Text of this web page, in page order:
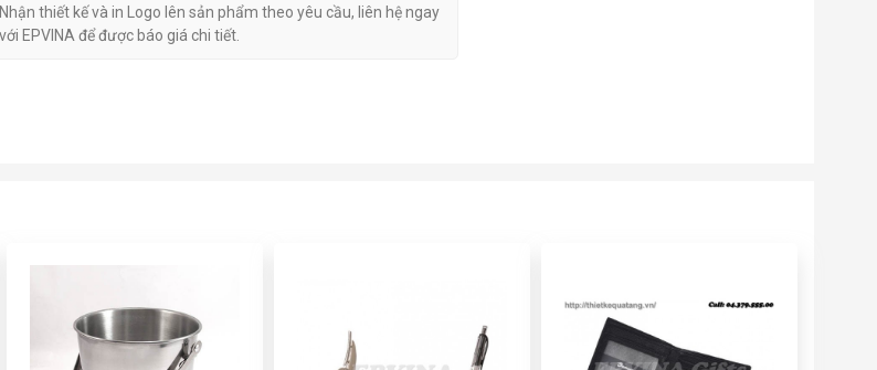
Nhận thiết kế và in Logo lên sản phẩm theo yêu cầu, liên hệ ngay
với EPVINA để được báo giá chi tiết.